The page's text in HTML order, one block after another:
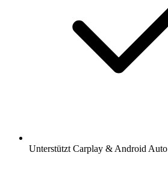
Unterstützt Carplay & Android Auto